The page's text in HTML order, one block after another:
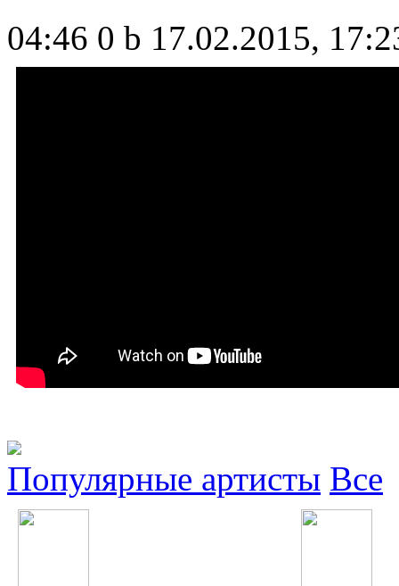
04:46 0 b 17.02.2015,
Популярные артисты Все